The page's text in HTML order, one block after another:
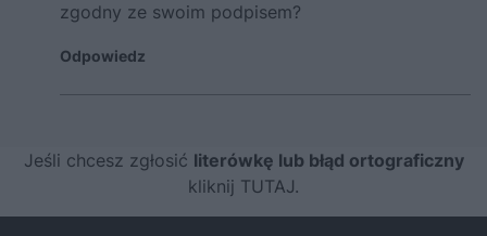
zgodny ze swoim podpisem?
Odpowiedz
Jeśli chcesz zgłosić literówkę lub błąd ortograficzny
kliknij TUTAJ.